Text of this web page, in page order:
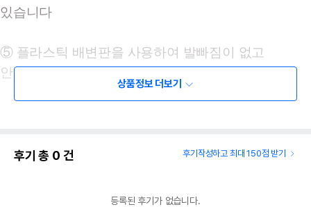
있습니다
⑤ 플라스틱 배변판을 사용하여 발빠짐이 없고
안전하게 사용이 가능합니다
상품정보 더보기
후기 총 0 건 후기작성하고 최대 150점 받기
등록된 후기가 없습니다.